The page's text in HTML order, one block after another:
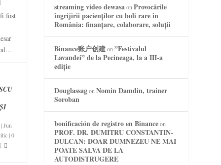
fost
|Jun
|0
streaming video dewasaonProvocările
îngrijirii pacienților cu boli rare în
România: finanțare, colaborare, soluții
Binance账户创建on”Festivalul
Lavandei” de la Pecineaga, la a III-a
ediție
DouglassagonNomin Damdin, trainer
Soroban
bonificación de registro en Binanceon
PROF. DR. DUMITRU CONSTANTIN-
DULCAN: DOAR DUMNEZEU NE MAI
POATE SALVA DE LA
AUTODISTRUGERE